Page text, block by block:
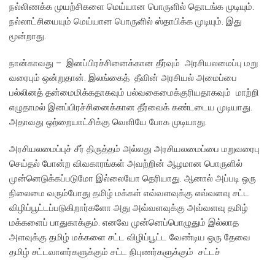
நல்லிணக்க முயற்சிகளை மெய்யான பொருளில் தொடங்க முடியும்.
நல்லாட்சியையும் மெய்யான பொருளில் ஸ்தாபிக்க முடியும். இது
மூன்றாது.
நான்காவது – இனப்பிரச்சினைக்கான தீர்வும் அரசியலமைப்பு மறு
வரைபும் ஒன்றுதான். இலங்கைத் தீவின் அரசியல் அமைப்பை
பல்லினத் தன்மைமிக்கதாகவும் பல்வகைமைக்குரியதாகவும் மாற்றி
எழுதாமல் இனப்பிரச்சினைக்கான தீர்வைக் கண்டடைய முடியாது.
அதாவது ஒற்றையாட்சிக்கு வெளியே போக முடியாது.
அரசியலமைப்புச் சீர் திருத்தம் அல்லது அரசியலமைப்பை மறுவரைபு
செய்தல் போன்ற விவகாரங்கள் அவற்றின் ஆழமான பொருளில்
முன்னெடுக்கப்படுமோ இல்லையோ தெரியாது. ஆனால் அப்படி ஒரு
நிலைமை வரும்போது தமிழ் மக்கள் எவ்வளவுக்கு எவ்வளவு சட்ட
விழிப்பூட்டப்படுகிறார்களோ அது அவ்வளவுக்கு அவ்வளவு தமிழ்
மக்களைப் பாதுகாக்கும். எனவே முன்னெப்பொழுதும் இல்லாத
அளவுக்கு தமிழ் மக்களை சட்ட விழிப்பூட்ட வேண்டிய ஒரு தேவை
தமிழ் சட்டவாளர்களுக்கும் சட்ட நிபுணர்களுக்கும் சட்டச்